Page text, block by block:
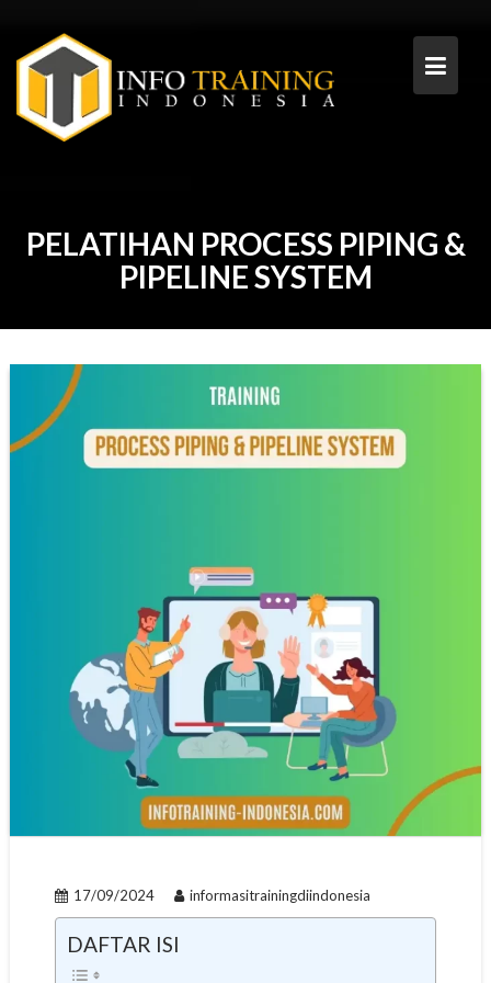
content
PELATIHAN PROCESS PIPING &
PIPELINE SYSTEM
17/09/2024 informasitrainingdiindonesia
DAFTAR ISI